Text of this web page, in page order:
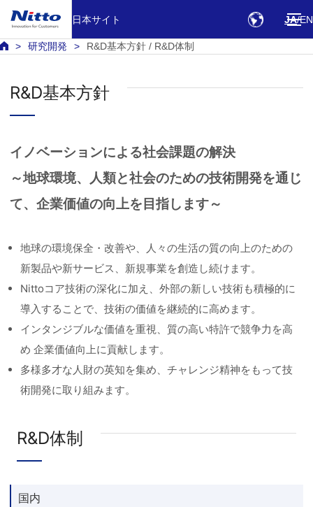
日本サイト JA EN
研究開発 R&D基本方針 / R&D体制
R&D基本方針
イノベーションによる社会課題の解決
～地球環境、人類と社会のための技術開発を通じ
て、企業価値の向上を目指します～
地球の環境保全・改善や、人々の生活の質の向上のための
新製品や新サービス、新規事業を創造し続けます。
Nittoコア技術の深化に加え、外部の新しい技術も積極的に
導入することで、技術の価値を継続的に高めます。
インタンジブルな価値を重視、質の高い特許で競争力を高
め 企業価値向上に貢献します。
多様多才な人財の英知を集め、チャレンジ精神をもって技
術開発に取り組みます。
R&D体制
国内